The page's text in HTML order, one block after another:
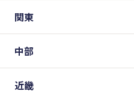
関東
中部
近畿